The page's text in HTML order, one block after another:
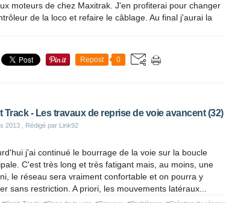
moteurs de chez Maxitrak. J'en profiterai pour changer
de la loco et refaire le câblage. Au final j'aurai la
Repost 0
Track - Les travaux de reprise de voie avancent (32)
2013 , Rédigé par Link92
j'ai continué le bourrage de la voie sur la boucle
C'est très long et très fatigant mais, au moins, une
le réseau sera vraiment confortable et on pourra y
sans restriction. A priori, les mouvements latéraux...